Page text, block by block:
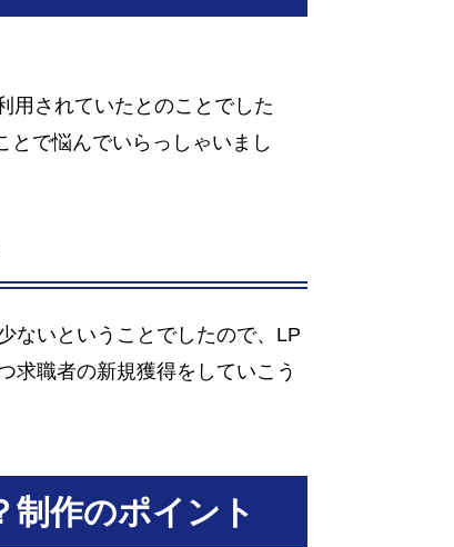
用されていたとのことでした
とで悩んでいらっしゃいまし
ないということでしたので、LP
求職者の新規獲得をしていこう
制作のポイント